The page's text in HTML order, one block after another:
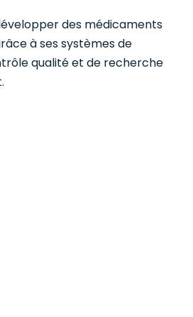
des médicaments
à ses systèmes de
qualité et de recherche